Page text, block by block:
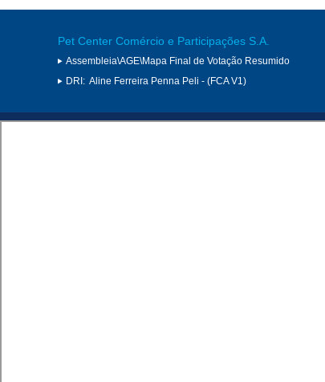
Pet Center Comércio e Participações S.A.
Assembleia\AGE\Mapa Final de Votação Resumido
DRI: Aline Ferreira Penna Peli - (FCA V1)